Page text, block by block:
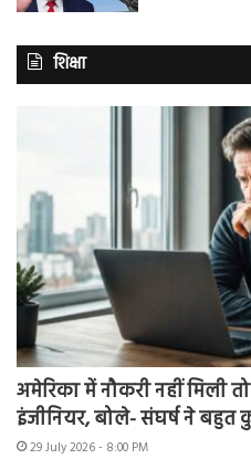
शिक्षा
अमेरिका में नौकरी नहीं मिली
इंजीनियर, बोले- संघर्ष ने बहुत
29 July 2026 - 8:00 PM